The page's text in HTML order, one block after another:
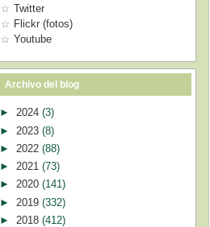
Twitter
Flickr (fotos)
Youtube
Archivo del blog
► 2024 (3)
► 2023 (8)
► 2022 (88)
► 2021 (73)
► 2020 (141)
► 2019 (332)
► 2018 (412)